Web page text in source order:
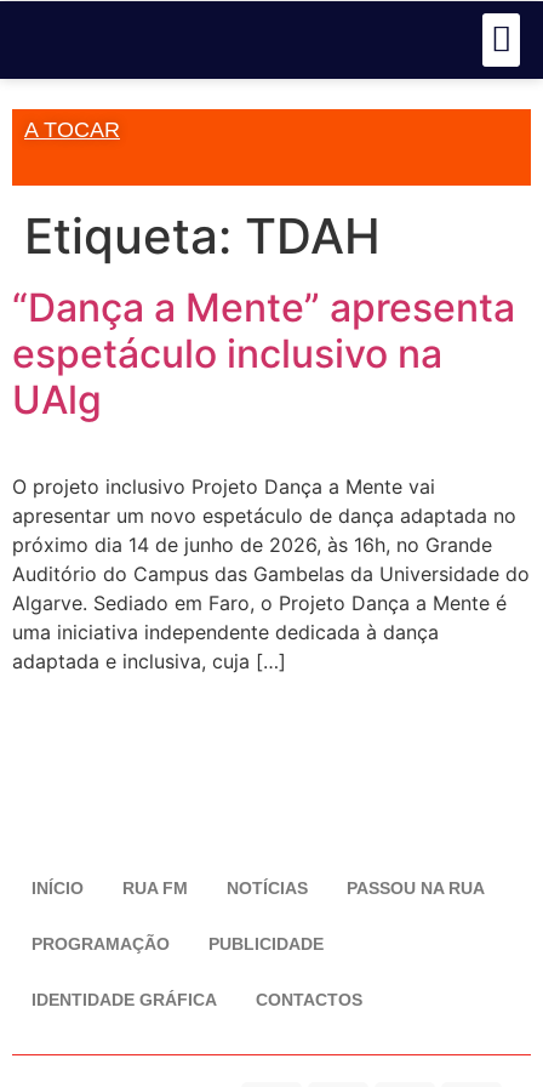
A TOCAR
Etiqueta: TDAH
“Dança a Mente” apresenta
espetáculo inclusivo na
UAlg
O projeto inclusivo Projeto Dança a Mente vai
apresentar um novo espetáculo de dança adaptada no
próximo dia 14 de junho de 2026, às 16h, no Grande
Auditório do Campus das Gambelas da Universidade do
Algarve. Sediado em Faro, o Projeto Dança a Mente é
uma iniciativa independente dedicada à dança
adaptada e inclusiva, cuja […]
INÍCIO RUA FM NOTÍCIAS PASSOU NA RUA
PROGRAMAÇÃO PUBLICIDADE
IDENTIDADE GRÁFICA CONTACTOS